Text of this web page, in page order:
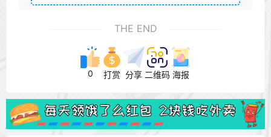
THE END
0 打赏 分享 二维码 海报